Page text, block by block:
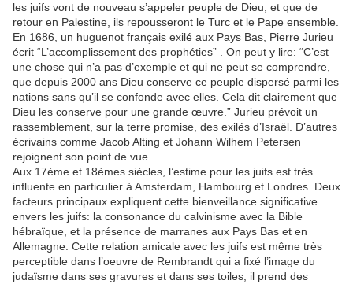
les juifs vont de nouveau s’appeler peuple de Dieu, et que de
retour en Palestine, ils repousseront le Turc et le Pape ensemble.
En 1686, un huguenot français exilé aux Pays Bas, Pierre Jurieu
écrit “L’accomplissement des prophéties” . On peut y lire: “C’est
une chose qui n’a pas d’exemple et qui ne peut se comprendre,
que depuis 2000 ans Dieu conserve ce peuple dispersé parmi les
nations sans qu’il se confonde avec elles. Cela dit clairement que
Dieu les conserve pour une grande œuvre.” Jurieu prévoit un
rassemblement, sur la terre promise, des exilés d’Israël. D’autres
écrivains comme Jacob Alting et Johann Wilhem Petersen
rejoignent son point de vue.
Aux 17ème et 18èmes siècles, l’estime pour les juifs est très
influente en particulier à Amsterdam, Hambourg et Londres. Deux
facteurs principaux expliquent cette bienveillance significative
envers les juifs: la consonance du calvinisme avec la Bible
hébraïque, et la présence de marranes aux Pays Bas et en
Allemagne. Cette relation amicale avec les juifs est même très
perceptible dans l’oeuvre de Rembrandt qui a fixé l’image du
judaïsme dans ses gravures et dans ses toiles; il prend des